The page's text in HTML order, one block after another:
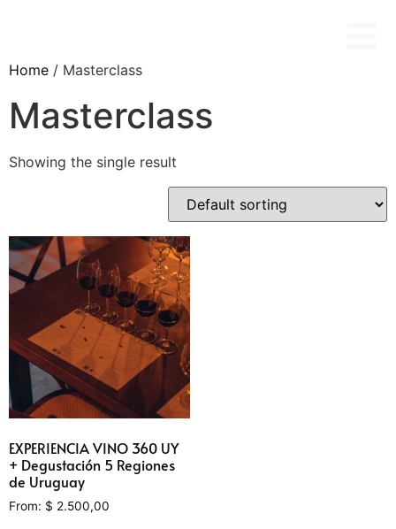
Home / Masterclass
Masterclass
Showing the single result
EXPERIENCIA VINO 360 UY
+ Degustación 5 Regiones
de Uruguay
From: $ 2.500,00